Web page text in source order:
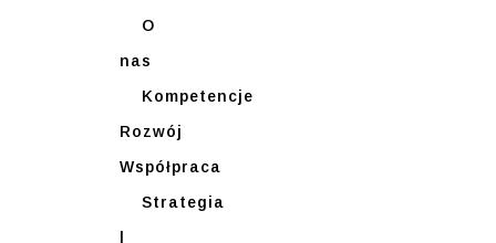
O
nas
Kompetencje
Rozwój
Współpraca
Strategia